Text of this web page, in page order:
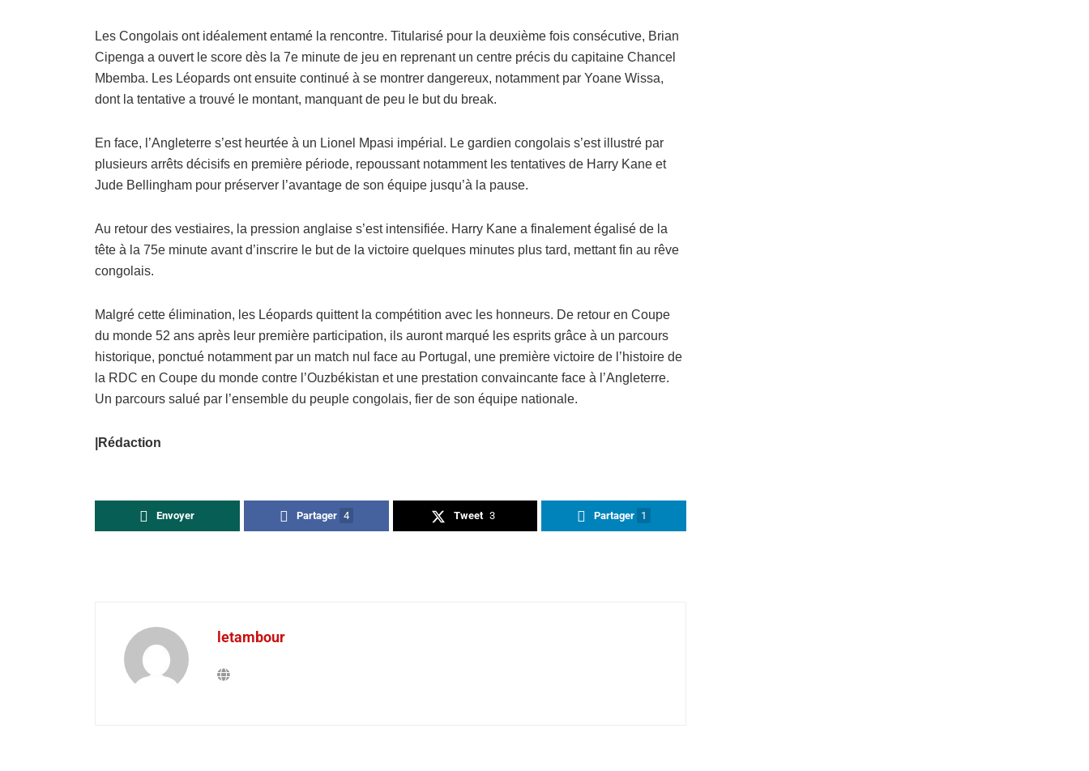
Les Congolais ont idéalement entamé la rencontre. Titularisé pour la deuxième fois consécutive, Brian
Cipenga a ouvert le score dès la 7e minute de jeu en reprenant un centre précis du capitaine Chancel
Mbemba. Les Léopards ont ensuite continué à se montrer dangereux, notamment par Yoane Wissa,
dont la tentative a trouvé le montant, manquant de peu le but du break.
En face, l’Angleterre s’est heurtée à un Lionel Mpasi impérial. Le gardien congolais s’est illustré par
plusieurs arrêts décisifs en première période, repoussant notamment les tentatives de Harry Kane et
Jude Bellingham pour préserver l’avantage de son équipe jusqu’à la pause.
Au retour des vestiaires, la pression anglaise s’est intensifiée. Harry Kane a finalement égalisé de la
tête à la 75e minute avant d’inscrire le but de la victoire quelques minutes plus tard, mettant fin au rêve
congolais.
Malgré cette élimination, les Léopards quittent la compétition avec les honneurs. De retour en Coupe
du monde 52 ans après leur première participation, ils auront marqué les esprits grâce à un parcours
historique, ponctué notamment par un match nul face au Portugal, une première victoire de l’histoire de
la RDC en Coupe du monde contre l’Ouzbékistan et une prestation convaincante face à l’Angleterre.
Un parcours salué par l’ensemble du peuple congolais, fier de son équipe nationale.
|Rédaction
Envoyer Partager 4 Tweet 3 Partager 1
letambour